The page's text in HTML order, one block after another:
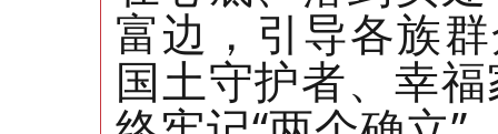
富边，引导各族
国土守护者、幸